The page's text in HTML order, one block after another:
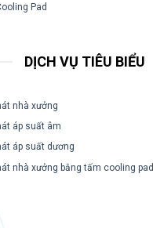
Pad
DỊCH VỤ TIÊU BIỂU
nhà xưởng
áp suất âm
áp suất dương
nhà xưởng bằng tấm cooling pad